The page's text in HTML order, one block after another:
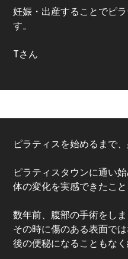
妊娠・出産することでピ
す。
Tさん
ピラティスを始めるまで
ピラティスタウンに通い
体の変化を実感できたこ
数年前、腹部の手術をしま
その時に傷のある表面で
後の便秘になることもな